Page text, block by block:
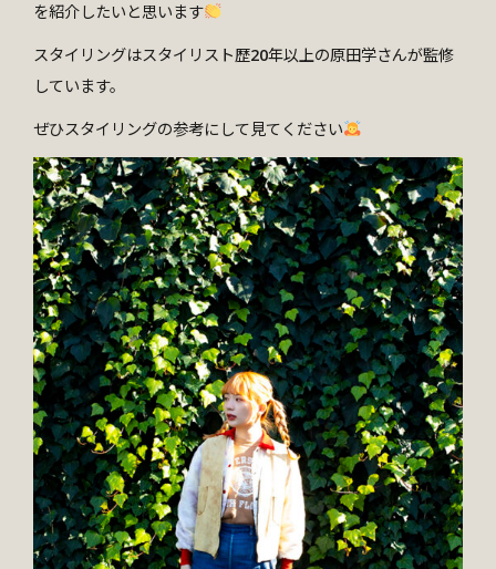
を紹介したいと思います
スタイリングはスタイリスト歴20年以上の原田学さんが監修
しています。
ぜひスタイリングの参考にして見てください